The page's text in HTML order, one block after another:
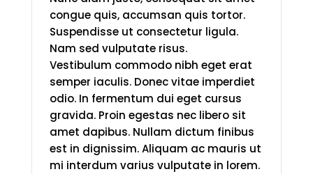
congue quis, accumsan quis tortor.
Suspendisse ut consectetur ligula.
Nam sed vulputate risus.
Vestibulum commodo nibh eget erat
semper iaculis. Donec vitae imperdiet
odio. In fermentum dui eget cursus
gravida. Proin egestas nec libero sit
amet dapibus. Nullam dictum finibus
est in dignissim. Aliquam ac mauris ut
mi interdum varius vulputate in lorem.